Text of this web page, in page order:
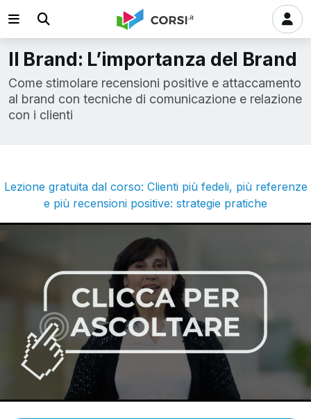
Il Brand: L’importanza del Brand
Come stimolare recensioni positive e attaccamento
al brand con tecniche di comunicazione e relazione
con i clienti
Lezione gratuita dal corso: Clienti più fedeli, più referenze
e più recensioni positive: strategie pratiche